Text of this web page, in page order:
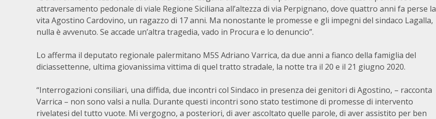
attraversamento pedonale di viale Regione Siciliana all’altezza di via Perpignano, dove quattro anni fa perse la
vita Agostino Cardovino, un ragazzo di 17 anni. Ma nonostante le promesse e gli impegni del sindaco Lagalla,
nulla è avvenuto. Se accade un’altra tragedia, vado in Procura e lo denuncio”.
Lo afferma il deputato regionale palermitano M5S Adriano Varrica, da due anni a fianco della famiglia del
diciassettenne, ultima giovanissima vittima di quel tratto stradale, la notte tra il 20 e il 21 giugno 2020.
“Interrogazioni consiliari, una diffida, due incontri col Sindaco in presenza dei genitori di Agostino, – racconta
Varrica – non sono valsi a nulla. Durante questi incontri sono stato testimone di promesse di intervento
rivelatesi del tutto vuote. Mi vergogno, a posteriori, di aver ascoltato quelle parole, di aver assistito per ben